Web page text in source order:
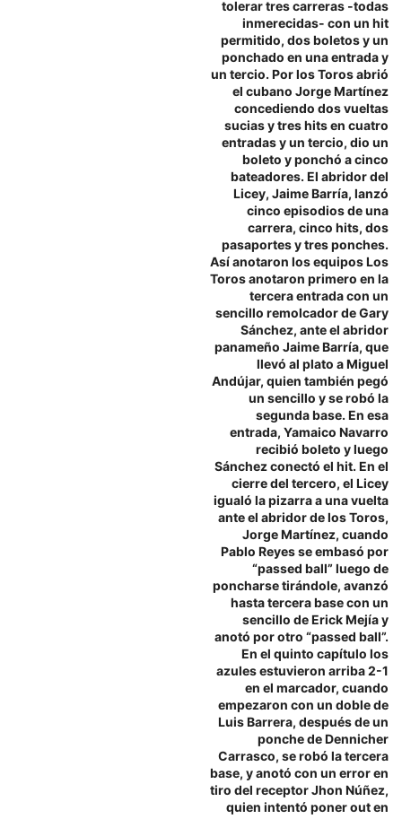
tolerar tres carreras -todas
inmerecidas- con un hit
permitido, dos boletos y un
ponchado en una entrada y
un tercio. Por los Toros abrió
el cubano Jorge Martínez
concediendo dos vueltas
sucias y tres hits en cuatro
entradas y un tercio, dio un
boleto y ponchó a cinco
bateadores. El abridor del
Licey, Jaime Barría, lanzó
cinco episodios de una
carrera, cinco hits, dos
pasaportes y tres ponches.
Así anotaron los equipos Los
Toros anotaron primero en la
tercera entrada con un
sencillo remolcador de Gary
Sánchez, ante el abridor
panameño Jaime Barría, que
llevó al plato a Miguel
Andújar, quien también pegó
un sencillo y se robó la
segunda base. En esa
entrada, Yamaico Navarro
recibió boleto y luego
Sánchez conectó el hit. En el
cierre del tercero, el Licey
igualó la pizarra a una vuelta
ante el abridor de los Toros,
Jorge Martínez, cuando
Pablo Reyes se embasó por
“passed ball” luego de
poncharse tirándole, avanzó
hasta tercera base con un
sencillo de Erick Mejía y
anotó por otro “passed ball”.
En el quinto capítulo los
azules estuvieron arriba 2-1
en el marcador, cuando
empezaron con un doble de
Luis Barrera, después de un
ponche de Dennicher
Carrasco, se robó la tercera
base, y anotó con un error en
tiro del receptor Jhon Núñez,
quien intentó poner out en